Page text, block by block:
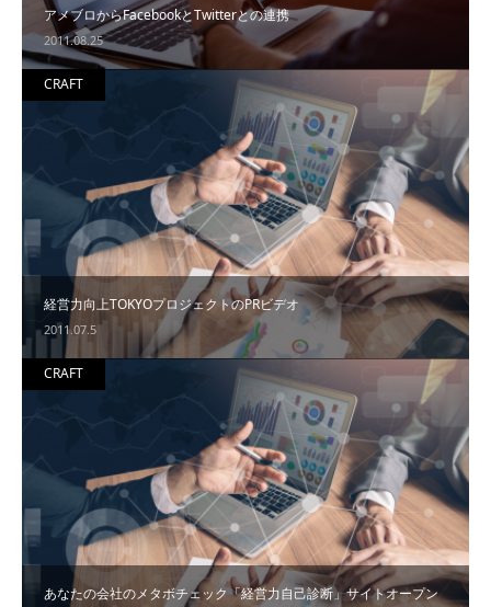
アメブロからFacebookとTwitterとの連携
2011.08.25
経営力向上TOKYOプロジェクトのPRビデオ
2011.07.5
CRAFT
あなたの会社のメタボチェック「経営力自己診断」サイトオープン
CRAFT